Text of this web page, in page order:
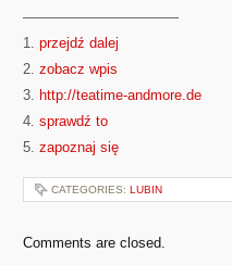
———————————
1. przejdź dalej
2. zobacz wpis
3. http://teatime-andmore.de
4. sprawdź to
5. zapoznaj się
CATEGORIES: LUBIN
Comments are closed.